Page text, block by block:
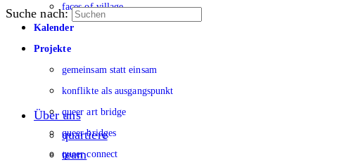
faces of village
Kalender
Projekte
gemeinsam statt einsam
konflikte als ausgangspunkt
queer art bridge
queer bridges
queer connect
Suche nach:
Über uns
quartiere
team